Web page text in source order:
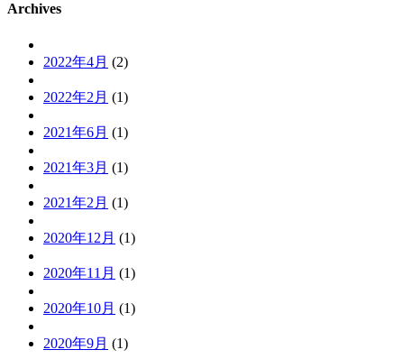
Archives
2022年4月 (2)
2022年2月 (1)
2021年6月 (1)
2021年3月 (1)
2021年2月 (1)
2020年12月 (1)
2020年11月 (1)
2020年10月 (1)
2020年9月 (1)